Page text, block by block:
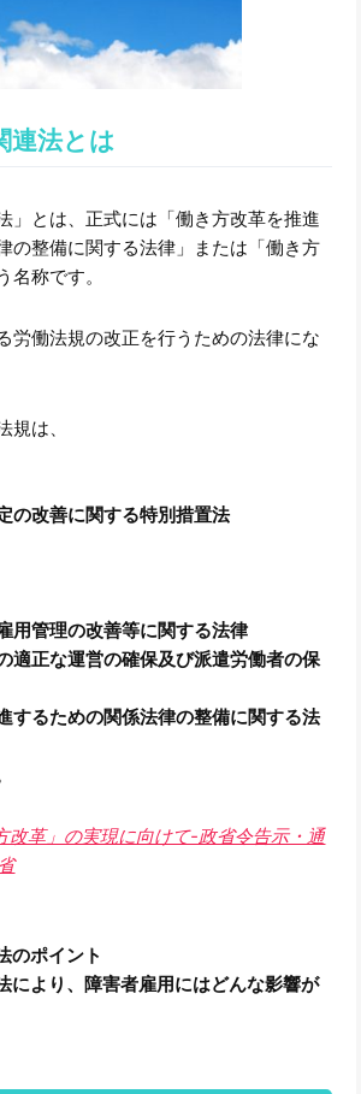
連法とは
」とは、正式には「働き方改革を推進
の整備に関する法律」または「働き方
名称です。
労働法規の改正を行うための法律にな
規は、
の改善に関する特別措置法
用管理の改善等に関する法律
適正な運営の確保及び派遣労働者の保
するための関係法律の整備に関する法
改革」の実現に向けて-政省令告示・通
のポイント
により、障害者雇用にはどんな影響が